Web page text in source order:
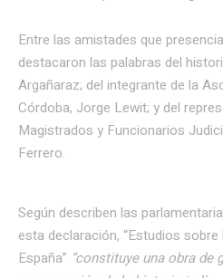
Entre las amistades que
destacaron las palabras del
Argañaraz; del integrante de la
Córdoba, Jorge Lewit; y del
Magistrados y Funcionarios
Ferrero.
Según describen las
esta declaración, “Estudios
España” “constituye una obra de